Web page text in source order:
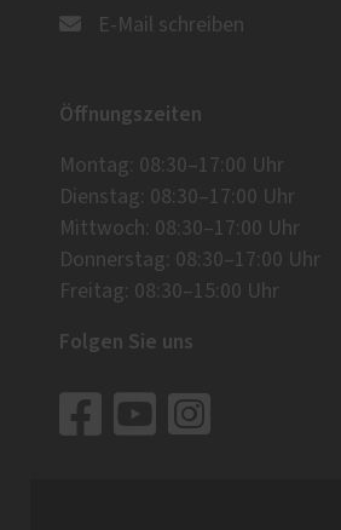
E-Mail schreiben
Öffnungszeiten
Montag: 08:30–17:00 Uhr
Dienstag: 08:30–17:00 Uhr
Mittwoch: 08:30–17:00 Uhr
Donnerstag: 08:30–17:00 Uhr
Freitag: 08:30–15:00 Uhr
Folgen Sie uns